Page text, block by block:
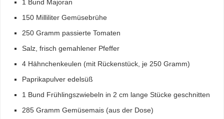
1 Bund Majoran
150 Milliliter Gemüsebrühe
250 Gramm passierte Tomaten
Salz, frisch gemahlener Pfeffer
4 Hähnchenkeulen (mit Rückenstück, je 250 Gramm)
Paprikapulver edelsüß
1 Bund Frühlingszwiebeln in 2 cm lange Stücke geschnitten
285 Gramm Gemüsemais (aus der Dose)